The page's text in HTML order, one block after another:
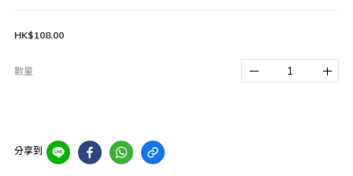
HK$108.00
數量
分享到